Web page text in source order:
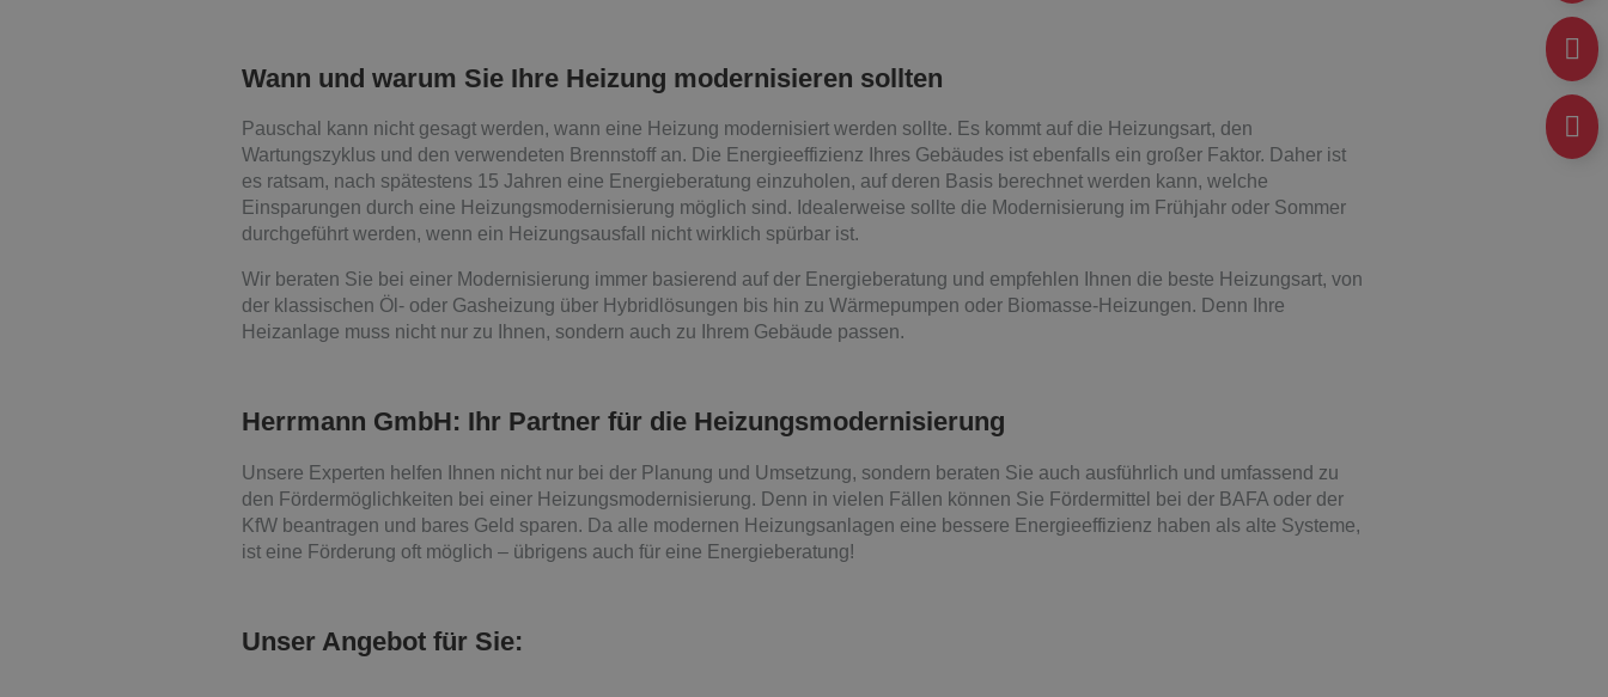
Wann und warum Sie Ihre Heizung modernisieren sollten
Pauschal kann nicht gesagt werden, wann eine Heizung modernisiert werden sollte. Es kommt auf die Heizungsart, den
Wartungszyklus und den verwendeten Brennstoff an. Die Energieeffizienz Ihres Gebäudes ist ebenfalls ein großer Faktor. Daher ist
es ratsam, nach spätestens 15 Jahren eine Energieberatung einzuholen, auf deren Basis berechnet werden kann, welche
Einsparungen durch eine Heizungsmodernisierung möglich sind. Idealerweise sollte die Modernisierung im Frühjahr oder Sommer
durchgeführt werden, wenn ein Heizungsausfall nicht wirklich spürbar ist.
Wir beraten Sie bei einer Modernisierung immer basierend auf der Energieberatung und empfehlen Ihnen die beste Heizungsart, von
der klassischen Öl- oder Gasheizung über Hybridlösungen bis hin zu Wärmepumpen oder Biomasse-Heizungen. Denn Ihre
Heizanlage muss nicht nur zu Ihnen, sondern auch zu Ihrem Gebäude passen.
Herrmann GmbH: Ihr Partner für die Heizungsmodernisierung
Unsere Experten helfen Ihnen nicht nur bei der Planung und Umsetzung, sondern beraten Sie auch ausführlich und umfassend zu
den Fördermöglichkeiten bei einer Heizungsmodernisierung. Denn in vielen Fällen können Sie Fördermittel bei der BAFA oder der
KfW beantragen und bares Geld sparen. Da alle modernen Heizungsanlagen eine bessere Energieeffizienz haben als alte Systeme,
ist eine Förderung oft möglich – übrigens auch für eine Energieberatung!
Unser Angebot für Sie: